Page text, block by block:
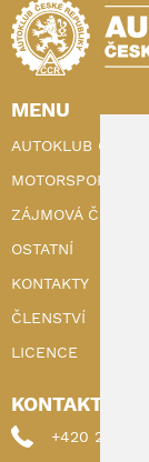
MENU
AUTOKLUB ČR
MOTORSPORT
ZÁJMOVÁ ČINNOST
OSTATNÍ
KONTAKTY
ČLENSTVÍ
LICENCE
KONTAKTY
+420 222